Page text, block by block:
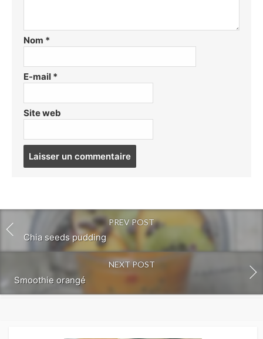
Nom *
E-mail *
Site web
PREV POST
Chia seeds pudding
NEXT POST
Smoothie orangé